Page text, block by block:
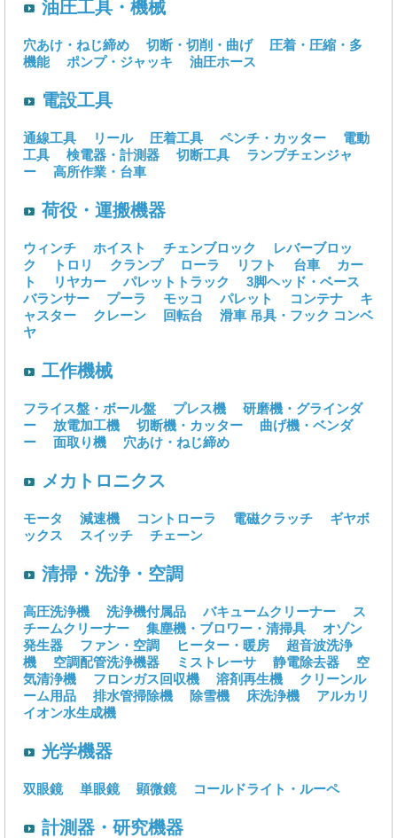
油圧工具・機械
穴あけ・ねじ締め 切断・切削・曲げ
圧着・圧縮・多
機能
ポンプ・ジャッキ 油圧ホース
電設工具
通線工具 リール 圧着工具 ペンチ・カッター
電動
工具
検電器・計測器 切断工具
ランプチェンジャ
ー
高所作業・台車
荷役・運搬機器
ウィンチ ホイスト チェンブロック
レバーブロッ
ク
トロリ クランプ ローラ リフト 台車
カー
ト
リヤカー パレットトラック
3脚ヘッド・ベース
バランサー
プーラ モッコ パレット コンテナ
キ
ャスター
クレーン 回転台 滑車 吊具・フック コンベ
ヤ
工作機械
フライス盤・ボール盤 プレス機
研磨機・グラインダ
ー
放電加工機 切断機・カッター
曲げ機・ベンダ
ー
面取り機 穴あけ・ねじ締め
メカトロニクス
モータ 減速機 コントローラ 電磁クラッチ
ギヤボ
ックス
スイッチ チェーン
清掃・洗浄・空調
高圧洗浄機 洗浄機付属品 バキュームクリーナー
ス
チームクリーナー
集塵機・ブロワー・清掃具
オゾン
発生器
ファン・空調 ヒーター・暖房
超音波洗浄
機
空調配管洗浄機器 ミストレーサ 静電除去器
空
気清浄機
フロンガス回収機 溶剤再生機
クリーンル
ーム用品
排水管掃除機 除雪機 床洗浄機
アルカリ
イオン水生成機
光学機器
双眼鏡 単眼鏡 顕微鏡 コールドライト・ルーペ
計測器・研究機器